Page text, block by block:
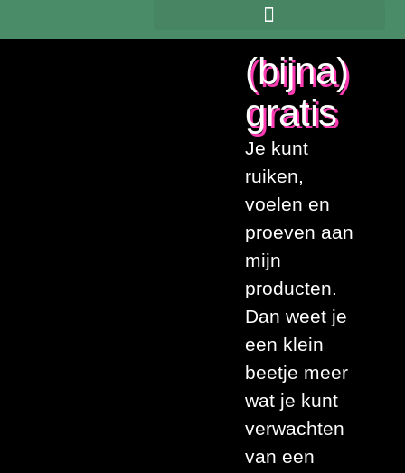
(bijna)
gratis
Je kunt
ruiken,
voelen en
proeven aan
mijn
producten.
Dan weet je
een klein
beetje meer
wat je kunt
verwachten
van een